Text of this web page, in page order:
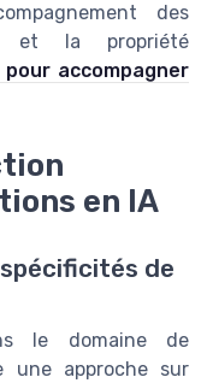
des
et la propriété
pour accompagner
en IA
de
le domaine de
une approche sur